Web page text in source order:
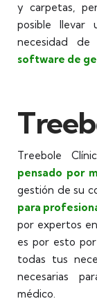
y carpetas,
posible llevar
necesidad
software de
Treebole
pensado por
gestión de su
para
por expertos
es por esto
todas tus
necesarias
médico.